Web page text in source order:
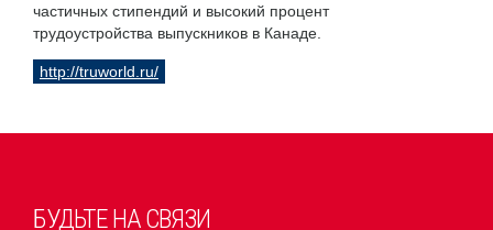
частичных стипендий и высокий процент
трудоустройства выпускников в Канаде.
http://truworld.ru/
БУДЬТЕ НА СВЯЗИ